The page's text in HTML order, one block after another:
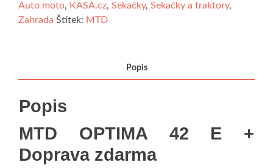
Auto moto, KASA.cz, Sekačky, Sekačky a traktory,
Zahrada Štítek: MTD
Popis
Popis
MTD OPTIMA 42 E +
Doprava zdarma